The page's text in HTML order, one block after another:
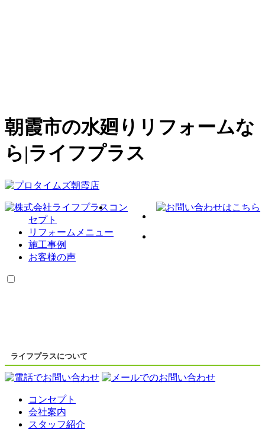
朝霞市の水廻りリフォームな
ら|ライフプラス
コン
セプト
リフォームメニュー
施工事例
お客様の声
ライフプラスについて
コンセプト
会社案内
スタッフ紹介